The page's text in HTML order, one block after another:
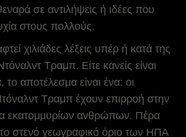
σε αντιλήψεις ή ιδέες που
στους πολλούς.
χιλιάδες λέξεις υπέρ ή κατά της
Τραμπ. Είτε κανείς είναι
το αποτέλεσμα είναι ένα: οι
Τραμπ έχουν επιρροή στην
εκατομμυρίων ανθρώπων. Πέρα
στενό γεωγραφικό όριο των ΗΠΑ